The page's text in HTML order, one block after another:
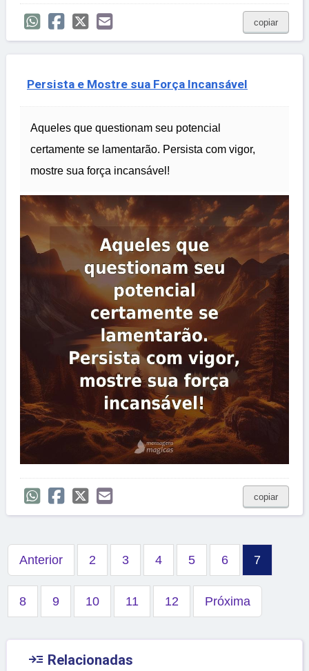
copiar
Persista e Mostre sua Força Incansável
Aqueles que questionam seu potencial
certamente se lamentarão. Persista com vigor,
mostre sua força incansável!
copiar
Anterior 2 3 4 5 6 7
8 9 10 11 12 Próxima
 Relacionadas